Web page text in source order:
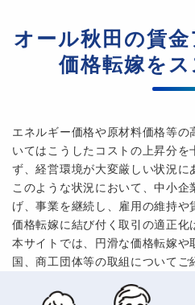
2026年01月05日 相談窓口を知り
2025年11月27日
支援制度を知りたい 経済産業省
賃上げ・最低賃金対応支援特設
設について
2025年11月18日 支援制度を知
賃上げ緊急支援事業について
オール秋田の賃金
価格転嫁をス
エネルギー価格や原材料価格等
いてはこうしたコストの上昇分を
ず、経営環境が大変厳しい状況に
このような状況において、中小企
げ、事業を継続し、雇用の維持や
価格転嫁に結び付く取引の適正化
本サイトでは、円滑な価格転嫁や
国、商工団体等の取組についてご